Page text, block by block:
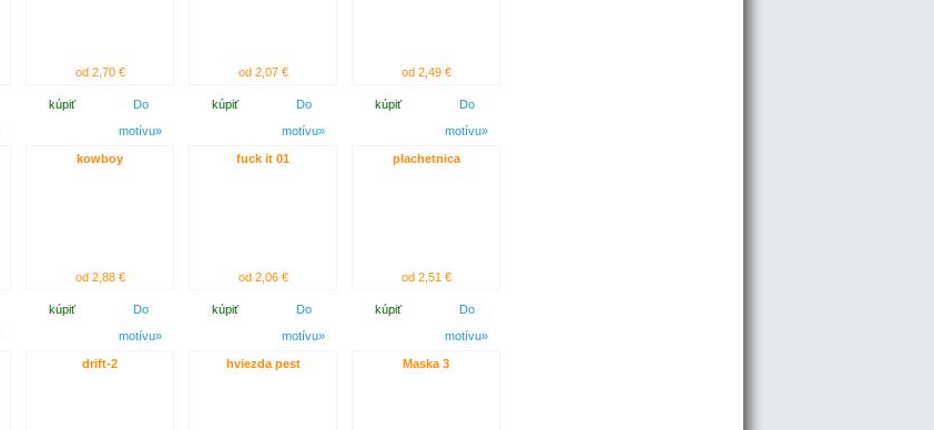
od 2,70 €
kúpiť
Do
motívu»
od 2,07 €
kúpiť
Do
motívu»
od 2,49 €
kúpiť
Do
motívu»
kowboy
od 2,88 €
kúpiť
Do
motívu»
fuck it 01
od 2,06 €
kúpiť
Do
motívu»
plachetnica
od 2,51 €
kúpiť
Do
motívu»
drift-2 hviezda pest Maska 3